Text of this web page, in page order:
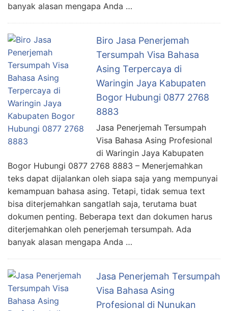
banyak alasan mengapa Anda …
Biro Jasa Penerjemah
Tersumpah Visa Bahasa
Asing Terpercaya di
Waringin Jaya Kabupaten
Bogor Hubungi 0877 2768
8883
Jasa Penerjemah Tersumpah
Visa Bahasa Asing Profesional
di Waringin Jaya Kabupaten
Bogor Hubungi 0877 2768 8883 – Menerjemahkan
teks dapat dijalankan oleh siapa saja yang mempunyai
kemampuan bahasa asing. Tetapi, tidak semua text
bisa diterjemahkan sangatlah saja, terutama buat
dokumen penting. Beberapa text dan dokumen harus
diterjemahkan oleh penerjemah tersumpah. Ada
banyak alasan mengapa Anda …
Jasa Penerjemah Tersumpah
Visa Bahasa Asing
Profesional di Nunukan